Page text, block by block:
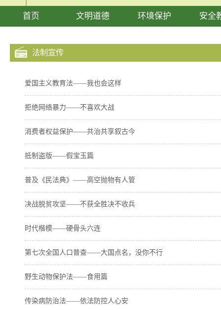
首页 文明道德 环境保护 安全
法制宣传
爱国主义教育法——我也会这样
拒绝网络暴力——不喜欢大战
消费者权益保护——共治共享叙古今
抵制盗版——假宝玉篇
普及《民法典》——高空抛物有人管
决战脱贫攻坚——不获全胜决不收兵
时代楷模——硬骨头六连
第七次全国人口普查——大国点名，没你不行
野生动物保护法——食用篇
传染病防治法——依法防控人心安